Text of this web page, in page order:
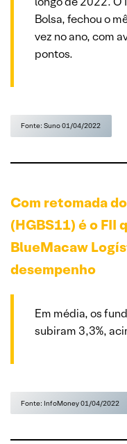
Bolsa, fechou o
vez no ano, com
pontos.
Fonte: Suno 01/04/2022
Com retomada
(HGBS11) é o FII
BlueMacaw
desempenho
Em média, os
subiram 3,3%,
Fonte: InfoMoney 01/04/2022